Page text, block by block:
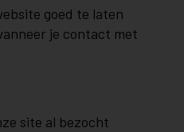
goed te laten
je contact met
site al bezocht